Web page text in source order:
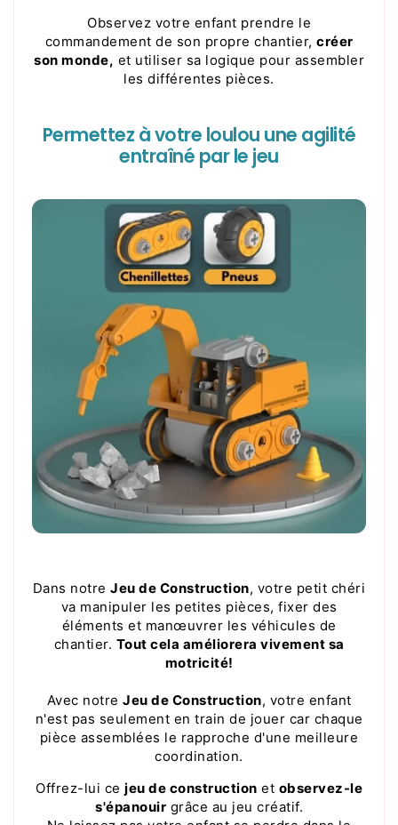
Observez votre enfant prendre le
commandement de son propre chantier, créer
son monde, et utiliser sa logique pour assembler
les différentes pièces.
Permettez à votre loulou une agilité
entraîné par le jeu
Dans notreJeu de Construction, votre petit chéri
va manipuler les petites pièces, fixer des
éléments et manœuvrer les véhicules de
chantier. Tout cela améliorera vivement sa
motricité!
Avec notre Jeu de Construction, votre enfant
n'est pas seulement en train de jouer car chaque
pièce assemblées le rapproche d'une meilleure
coordination.
Offrez-lui ce jeu de construction et observez-le
s'épanouir grâce au jeu créatif.